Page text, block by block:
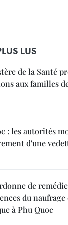
LUS
de la Santé
aux familles
: les autorités
d'une
de
du naufrage
à Phu Quoc